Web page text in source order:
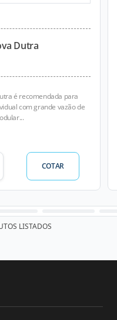
Dutra
é recomendada para
com grande vazão de
COTAR
LISTADOS